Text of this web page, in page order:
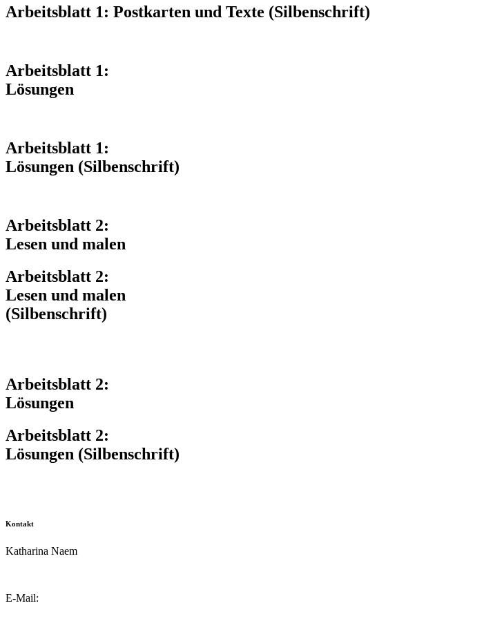
Arbeitsblatt 1: Postkarten und Texte (Silbenschrift)
Arbeitsblatt 1:
Lösungen
Arbeitsblatt 1:
Lösungen (Silbenschrift)
Arbeitsblatt 2:
Lesen und malen
Arbeitsblatt 2:
Lesen und malen
(Silbenschrift)
Arbeitsblatt 2:
Lösungen
Arbeitsblatt 2:
Lösungen (Silbenschrift)
Kontakt
Katharina Naem
E-Mail: